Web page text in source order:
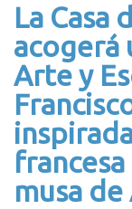
La Casa
acogerá
Arte y
musa